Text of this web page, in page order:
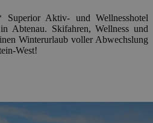
Aktiv- und Wellnesshotel
Abtenau. Skifahren, Wellness und
Winterurlaub voller Abwechslung
West!